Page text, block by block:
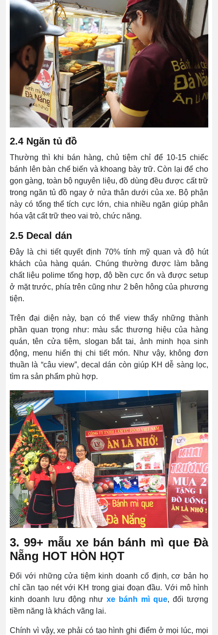
2.4 Ngăn tủ đồ
Thường thì khi bán hàng, chủ tiệm chỉ để 10-15 chiếc
bánh lên bàn chế biến và khoang bày trữ. Còn lại để cho
gọn gàng, toàn bộ nguyên liệu, đồ dùng đều được cất trữ
trong ngăn tủ đồ ngay ở nửa thân dưới của xe. Bộ phận
này có tổng thể tích cực lớn, chia nhiều ngăn giúp phân
hóa vật cất trữ theo vai trò, chức năng.
2.5 Decal dán
Đây là chi tiết quyết định 70% tính mỹ quan và độ hút
khách của hàng quán. Chúng thường được làm bằng
chất liệu polime tổng hợp, độ bền cực ổn và được setup
ở mặt trước, phía trên cũng như 2 bên hông của phương
tiện.
Trên đại diện này, bạn có thể view thấy những thành
phần quan trọng như: màu sắc thương hiệu của hàng
quán, tên cửa tiệm, slogan bắt tai, ảnh minh họa sinh
động, menu hiển thị chi tiết món. Như vậy, không đơn
thuần là “câu view”, decal dán còn giúp KH dễ sàng lọc,
tìm ra sản phẩm phù hợp.
3. 99+ mẫu xe bán bánh mì que Đà
Nẵng HOT HÒN HỌT
Đối với những cửa tiệm kinh doanh cố định, cơ bản họ
chỉ cần tạo nét với KH trong giai đoạn đầu. Với mô hình
kinh doanh lưu động như xe bánh mì que, đối tượng
tiềm năng là khách vãng lai.
Chính vì vậy, xe phải có tạo hình ghi điểm ở mọi lúc, mọi